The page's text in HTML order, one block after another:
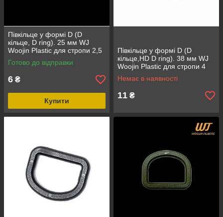
Півкільце у формі D (D
кільце, D ring). 25 мм WJ
Woojin Plastic для стропи 2,5
см матеріал ацетали колір
Білий
Готово до відправки
6 ₴
Купити
Півкільце у формі D (D
кільце,HD D ring). 38 мм WJ
Woojin Plastic для стропи 4
см матеріал ацетали колір
чорний
Немає в наявності
11 ₴